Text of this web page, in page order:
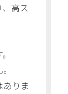
高ス
りま